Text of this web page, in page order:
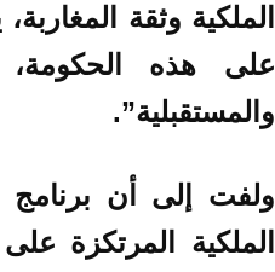
الملكية وثقة
على هذه
والمستقبلية”.
ولفت إلى أن برنامج
الملكية المرتكزة